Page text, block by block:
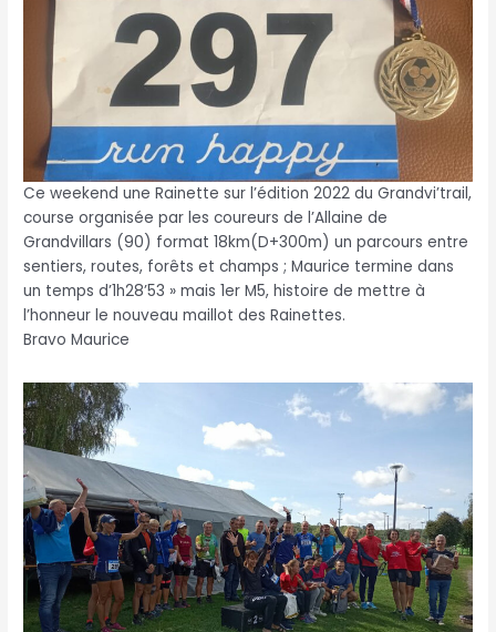
Ce weekend une Rainette sur l’édition 2022 du Grandvi’trail,
course organisée par les coureurs de l’Allaine de
Grandvillars (90) format 18km(D+300m) un parcours entre
sentiers, routes, forêts et champs ; Maurice termine dans
un temps d’1h28’53 » mais 1er M5, histoire de mettre à
l’honneur le nouveau maillot des Rainettes.
Bravo Maurice